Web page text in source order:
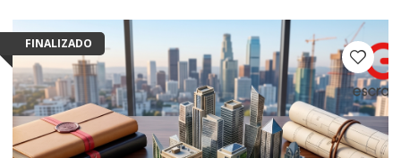
FINALIZADO